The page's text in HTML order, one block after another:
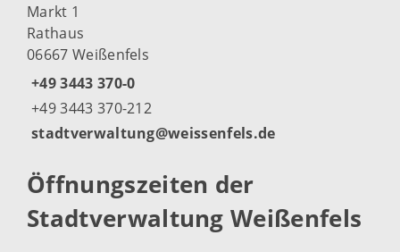
Markt 1
Rathaus
06667 Weißenfels
+49 3443 370-0
+49 3443 370-212
stadtverwaltung@weissenfels.de
Öffnungszeiten der
Stadtverwaltung Weißenfels